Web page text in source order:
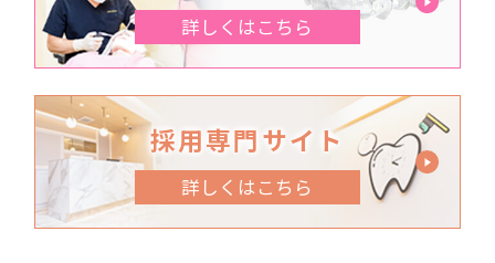
詳しくはこちら
採用専門サイト
詳しくはこちら